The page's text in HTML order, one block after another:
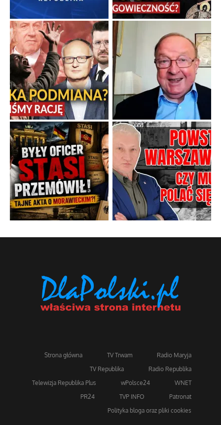
Strona główna TV Trwam
Radio Maryja
TV Republika
Radio Republika
Telewizja Republika Plus
wPolsce24
WNET
PR24
TVP INFO
Patronat
Polityka bloga oraz pliki cookies